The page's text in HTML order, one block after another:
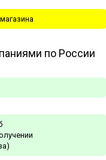
по России